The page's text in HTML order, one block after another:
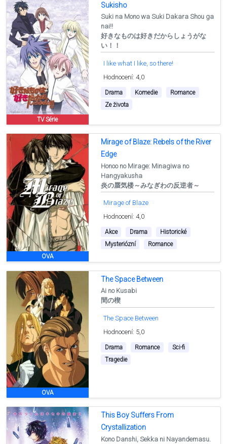
TV Série
Sukisho
Suki na Mono wa Suki Dakara Shou ga
nai!!
好きなものは好きだからしょうがな
い！！
I like what I like, so there!
Hodnocení: 4,0
Drama Komedie
Romance
Ze života
OVA
Mirage of Blaze: Rebels of the River
Edge
Honoo no Mirage: Minagiwa no
Hangyakusha
炎の蜃気楼～みなぎわの反逆者～
Mirage of Blaze
Hodnocení: 4,0
Akce Drama
Historické
Mysteriózní
Romance
OVA
The Space Between
Ai no Kusabi
間の楔
The Space Between
Hodnocení: 5,0
Drama Romance
Sci-fi
Tragedie
This Boy Suffers From
Crystallization
Kono Danshi, Sekka ni Nayandemasu.